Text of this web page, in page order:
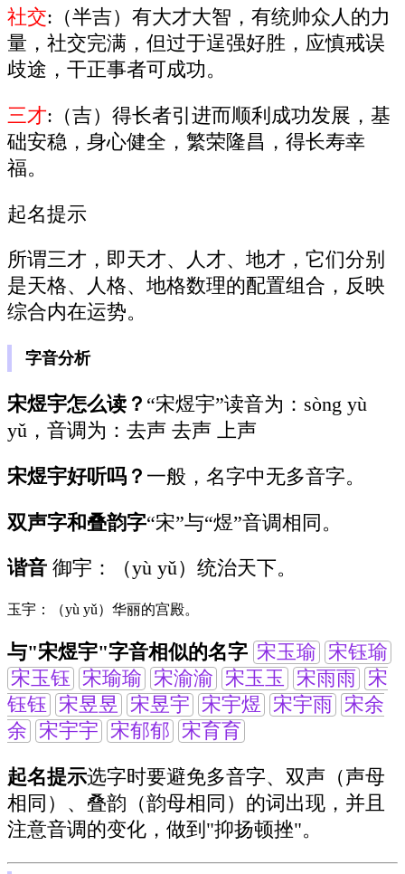
社交:（半吉）有大才大智，有统帅众人的力
量，社交完满，但过于逞强好胜，应慎戒误
歧途，干正事者可成功。
三才:（吉）得长者引进而顺利成功发展，基
础安稳，身心健全，繁荣隆昌，得长寿幸
福。
起名提示
所谓三才，即天才、人才、地才，它们分别
是天格、人格、地格数理的配置组合，反映
综合内在运势。
字音分析
宋煜宇怎么读？ “宋煜宇”读音为：sòng yù
yǔ，音调为：去声 去声 上声
宋煜宇好听吗？ 一般，名字中无多音字。
双声字和叠韵字“宋”与“煜”音调相同。
谐音 御宇：（yù yǔ）统治天下。
玉宇：（yù yǔ）华丽的宫殿。
与"宋煜宇"字音相似的名字 宋玉瑜 宋钰瑜
宋玉钰 宋瑜瑜 宋渝渝 宋玉玉 宋雨雨 宋
钰钰 宋昱昱 宋昱宇 宋宇煜 宋宇雨 宋余
余 宋宇宇 宋郁郁 宋育育
起名提示选字时要避免多音字、双声（声母
相同）、叠韵（韵母相同）的词出现，并且
注意音调的变化，做到"抑扬顿挫"。